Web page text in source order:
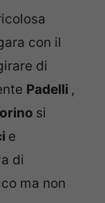
con il
di
Padelli ,
si
e
di
ma non